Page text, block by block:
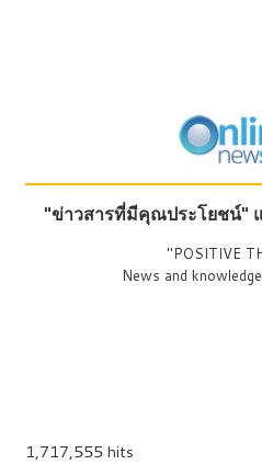
"ข่าวสารที่มีคุณประโยชน์"
"POSITIVE
News and
1,717,555 hits